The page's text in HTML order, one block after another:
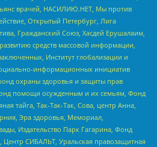
врачей, НАСИЛИЮ.НЕТ, Мы против
Открытый Петербург, Лига
Гражданский Союз, Хасдей Ерушалаим,
средств массовой информации,
Институт глобализации и
информационных инициатив
охраны здоровья и защиты прав
помощи осужденным и их семьям, Фонд
тайга, Так-Так-Так, Сова, центр Анна,
Эра здоровья, Мемориал,
Издательство Парк Гагарина, Фонд
СИБАЛЬТ, Уральская правозащитная